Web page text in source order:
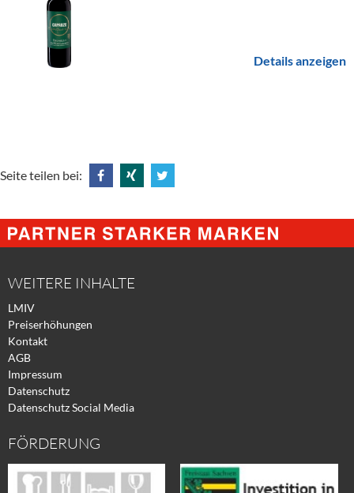
Details anzeigen
Seite teilen bei:
@
Facebook
@
Xing
@
Twitter
WEITERE INHALTE
LMIV
Preiserhöhungen
Kontakt
AGB
Impressum
Datenschutz
Datenschutz Social Media
FÖRDERUNG